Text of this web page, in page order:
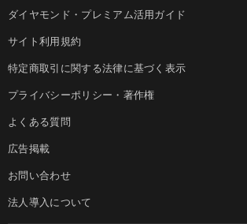
ダイヤモンド・プレミアム活用ガイド
サイト利用規約
特定商取引に関する法律に基づく表示
プライバシーポリシー・著作権
よくある質問
広告掲載
お問い合わせ
法人導入について